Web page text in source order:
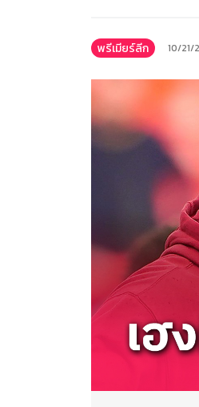
พรีเมียร์ลีก 10/21/